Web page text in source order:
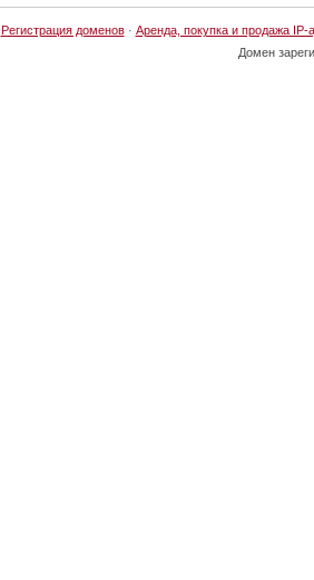
Регистрация доменов· Аренда, покупка и продажа IP-
Домен